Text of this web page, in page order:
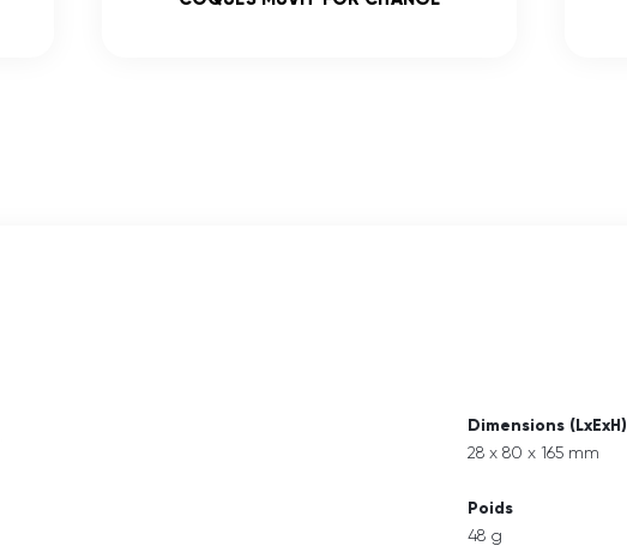
Dimensions (LxExH)
28 x 80 x 165 mm
Poids
48 g